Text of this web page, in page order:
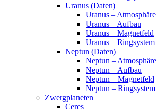
Uranus (Daten)
Uranus – Atmosphäre
Uranus – Aufbau
Uranus – Magnetfeld
Uranus – Ringsystem
Neptun (Daten)
Neptun – Atmosphäre
Neptun – Aufbau
Neptun – Magnetfeld
Neptun – Ringsystem
Zwergplaneten
Ceres